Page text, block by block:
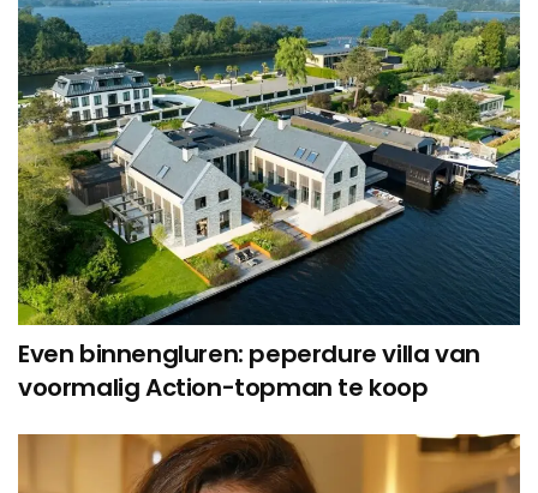
Even binnengluren: peperdure villa van
voormalig Action-topman te koop